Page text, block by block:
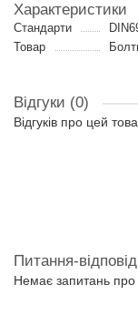
Характеристики
Стандарти
Товар
Відгуки (0)
Відгуків про цей
Питання-
Немає запитань про